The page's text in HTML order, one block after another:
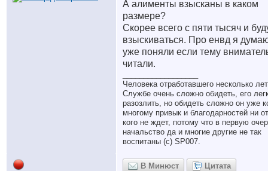
А алименты взысканы в каком
размере?
Скорее всего с пяти тысяч и
взыскиваться. Про енвд я
уже поняли если тему
читали.
Человека отработавшего несколько
Службе очень сложно обидеть, его
разозлить, но обидеть сложно он уже
многому привык и благодарностей ни от
кого не ждет, потому что в первую
начальство да и многие другие не так
воспитаны (с) SP007.
В Минюст
Цитата